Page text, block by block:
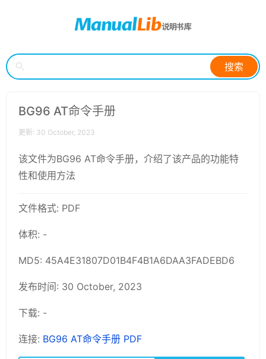
搜索
BG96 AT命令手册
更新: 30 October, 2023
该文件为BG96 AT命令手册，介绍了该产品的功能特
性和使用方法
文件格式: PDF
体积: -
MD5: 45A4E31807D01B4F4B1A6DAA3FADEBD6
发布时间: 30 October, 2023
下载: -
连接: BG96 AT命令手册 PDF